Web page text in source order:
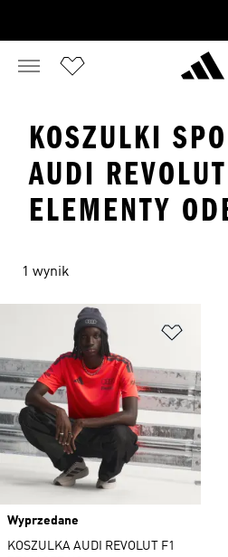
KOSZULKI
AUDI
ELEMENTY
1 wynik
Wyprzedane
KOSZULKA AUDI REVOLUT F1